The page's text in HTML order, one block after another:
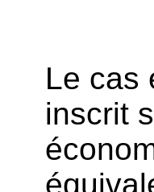
Le cas
inscrit